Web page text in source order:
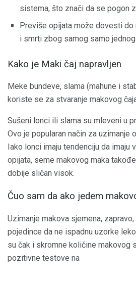
sistema, što znači da se pogon
Previše opijata može dovesti do
i smrti zbog samog samo
Kako je Maki čaj napravljen
Meke bundeve, slama (mahune i
koriste se za stvaranje makovog
Sušeni lonci ili slama su mleveni u
Ovo je popularan način za uzimanje
Iako lonci imaju tendenciju da imaju
opijata, seme makovog maka
dobije sličan visok.
Čuo sam da ako jedem
Uzimanje makova sjemena,
pojedince da ne ispadnu uzorke
su čak i skromne količine makovog
pozitivne testove na